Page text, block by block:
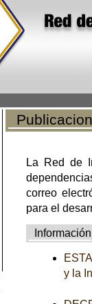
La Red de
correo
para el
Información
y la